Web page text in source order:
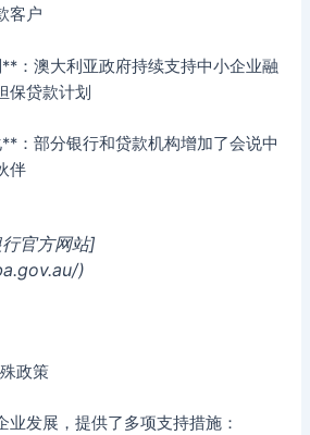
客户
：澳大利亚政府持续支持中小企业融
保贷款计划
：部分银行和贷款机构增加了会说中
伴
官方网站]
)
政策
业发展，提供了多项支持措施：